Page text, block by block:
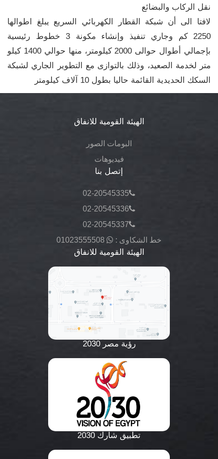
نقل الركاب والبضائع
لافتا الى أن شبكة القطار الكهربائي السريع يبلغ اطوالها
2250 كم وجاري تنفيذ وإنشاء مكونة 3 خطوط رئيسية
بإجمالي أطوال حوالى 2000 كيلومتر، منها حوالي 1400 كيلو
متر لخدمة الصعيد، وذلك بالتوازى مع التطوير الجاري لشبكة
السكك الحديدية القائمة حاليا بطول 10 آلاف كيلومتر
الهيئة القومية للانفاق
البومات الصور
فيديوهات
إتصل بنا
02-20545335
02-20545336
02-20545337
خط الشكاوى :
01023555508
الهيئة القومية للانفاق
رؤية مصر 2030
تطبيق شارك 2030